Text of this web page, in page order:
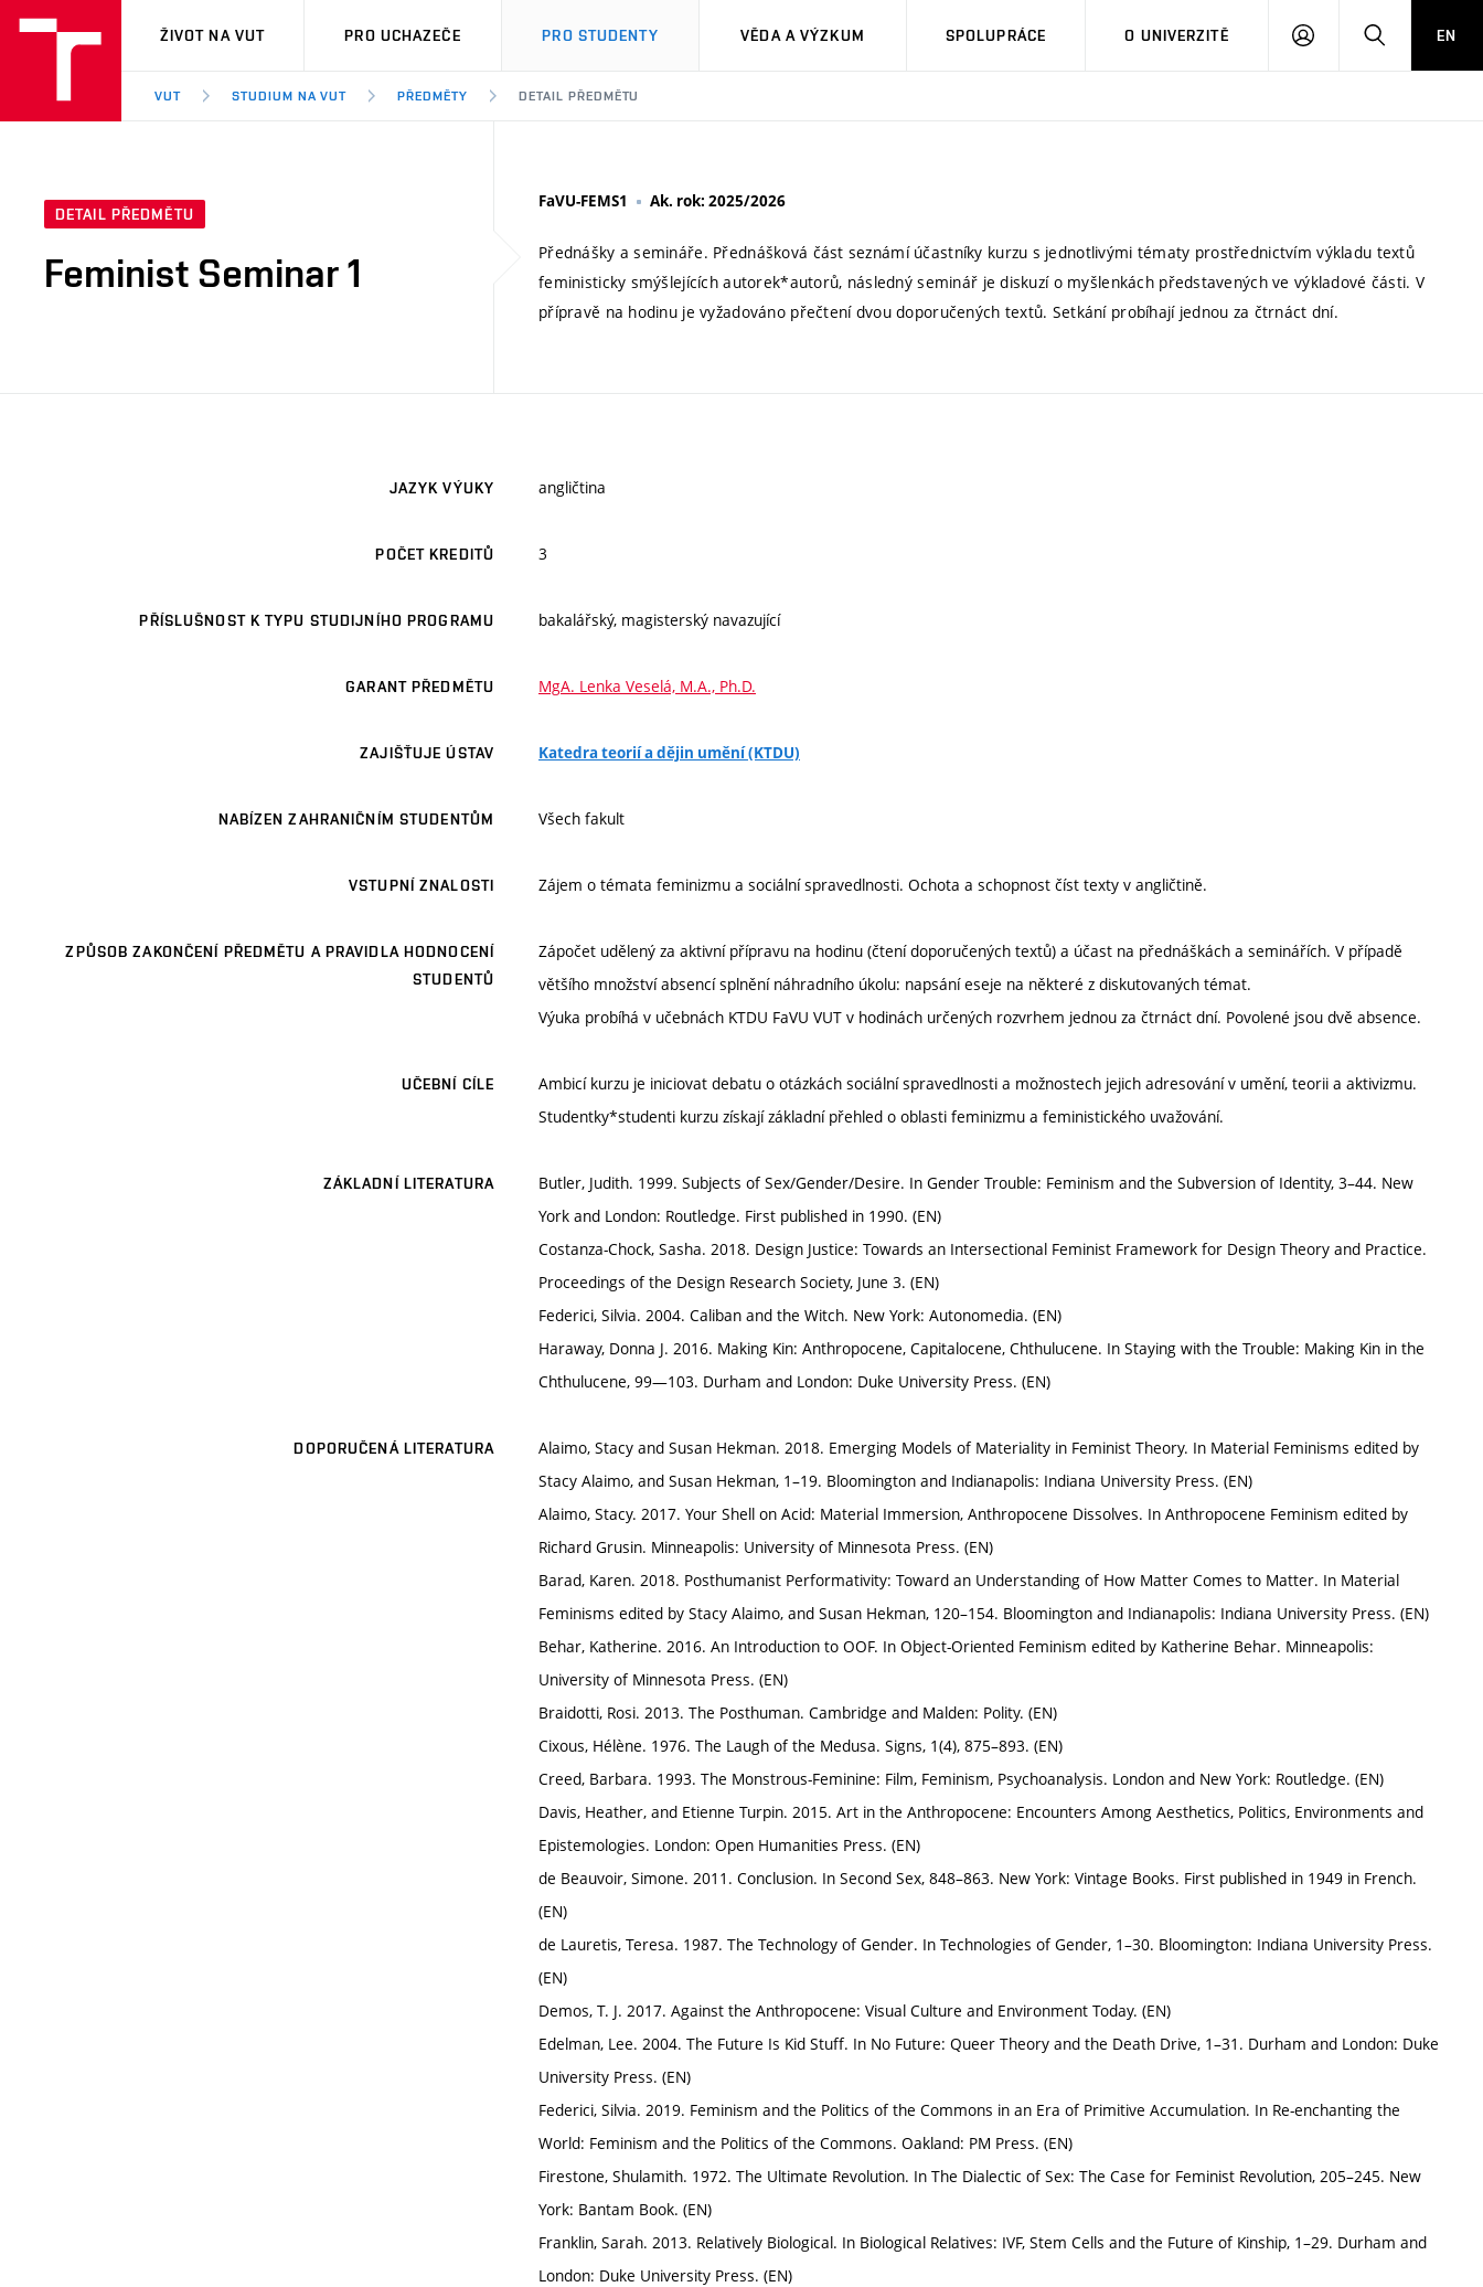
VUT
ŽIVOT NA VUT PRO UCHAZEČE PRO STUDENTY VĚDA A VÝZKUM SPOLUPRÁCE O UNIVERZITĚ
PŘIHLÁSIT HLEDATEN
VUT STUDIUM NA VUT PŘEDMĚTY DETAIL PŘEDMĚTU
DETAIL PŘEDMĚTU
Feminist Seminar 1
FaVU-FEMS1 Ak. rok: 2025/2026
Přednášky a semináře. Přednášková část seznámí účastníky kurzu s jednotlivými tématy prostřednictvím výkladu textů
feministicky smýšlejících autorek*autorů, následný seminář je diskuzí o myšlenkách představených ve výkladové části. V
přípravě na hodinu je vyžadováno přečtení dvou doporučených textů. Setkání probíhají jednou za čtrnáct dní.
JAZYK VÝUKY angličtina
POČET KREDITŮ 3
PŘÍSLUŠNOST K TYPU STUDIJNÍHO PROGRAMU bakalářský, magisterský navazující
GARANT PŘEDMĚTU MgA. Lenka Veselá, M.A., Ph.D.
ZAJIŠŤUJE ÚSTAV Katedra teorií a dějin umění (KTDU)
NABÍZEN ZAHRANIČNÍM STUDENTŮM Všech fakult
VSTUPNÍ ZNALOSTI Zájem o témata feminizmu a sociální spravedlnosti. Ochota a schopnost číst texty v angličtině.
ZPŮSOB ZAKONČENÍ PŘEDMĚTU A PRAVIDLA HODNOCENÍ
STUDENTŮ
Zápočet udělený za aktivní přípravu na hodinu (čtení doporučených textů) a účast na přednáškách a seminářích. V případě
většího množství absencí splnění náhradního úkolu: napsání eseje na některé z diskutovaných témat.
Výuka probíhá v učebnách KTDU FaVU VUT v hodinách určených rozvrhem jednou za čtrnáct dní. Povolené jsou dvě absence.
UČEBNÍ CÍLE
Ambicí kurzu je iniciovat debatu o otázkách sociální spravedlnosti a možnostech jejich adresování v umění, teorii a aktivizmu.
Studentky*studenti kurzu získají základní přehled o oblasti feminizmu a feministického uvažování.
ZÁKLADNÍ LITERATURA
Butler, Judith. 1999. Subjects of Sex/Gender/Desire. In Gender Trouble: Feminism and the Subversion of Identity, 3–44. New
York and London: Routledge. First published in 1990. (EN)
Costanza-Chock, Sasha. 2018. Design Justice: Towards an Intersectional Feminist Framework for Design Theory and Practice.
Proceedings of the Design Research Society, June 3. (EN)
Federici, Silvia. 2004. Caliban and the Witch. New York: Autonomedia. (EN)
Haraway, Donna J. 2016. Making Kin: Anthropocene, Capitalocene, Chthulucene. In Staying with the Trouble: Making Kin in the
Chthulucene, 99—103. Durham and London: Duke University Press. (EN)
DOPORUČENÁ LITERATURA
Alaimo, Stacy and Susan Hekman. 2018. Emerging Models of Materiality in Feminist Theory. In Material Feminisms edited by
Stacy Alaimo, and Susan Hekman, 1–19. Bloomington and Indianapolis: Indiana University Press. (EN)
Alaimo, Stacy. 2017. Your Shell on Acid: Material Immersion, Anthropocene Dissolves. In Anthropocene Feminism edited by
Richard Grusin. Minneapolis: University of Minnesota Press. (EN)
Barad, Karen. 2018. Posthumanist Performativity: Toward an Understanding of How Matter Comes to Matter. In Material
Feminisms edited by Stacy Alaimo, and Susan Hekman, 120–154. Bloomington and Indianapolis: Indiana University Press. (EN)
Behar, Katherine. 2016. An Introduction to OOF. In Object-Oriented Feminism edited by Katherine Behar. Minneapolis:
University of Minnesota Press. (EN)
Braidotti, Rosi. 2013. The Posthuman. Cambridge and Malden: Polity. (EN)
Cixous, Hélène. 1976. The Laugh of the Medusa. Signs, 1(4), 875–893. (EN)
Creed, Barbara. 1993. The Monstrous-Feminine: Film, Feminism, Psychoanalysis. London and New York: Routledge. (EN)
Davis, Heather, and Etienne Turpin. 2015. Art in the Anthropocene: Encounters Among Aesthetics, Politics, Environments and
Epistemologies. London: Open Humanities Press. (EN)
de Beauvoir, Simone. 2011. Conclusion. In Second Sex, 848–863. New York: Vintage Books. First published in 1949 in French.
(EN)
de Lauretis, Teresa. 1987. The Technology of Gender. In Technologies of Gender, 1–30. Bloomington: Indiana University Press.
(EN)
Demos, T. J. 2017. Against the Anthropocene: Visual Culture and Environment Today. (EN)
Edelman, Lee. 2004. The Future Is Kid Stuff. In No Future: Queer Theory and the Death Drive, 1–31. Durham and London: Duke
University Press. (EN)
Federici, Silvia. 2019. Feminism and the Politics of the Commons in an Era of Primitive Accumulation. In Re-enchanting the
World: Feminism and the Politics of the Commons. Oakland: PM Press. (EN)
Firestone, Shulamith. 1972. The Ultimate Revolution. In The Dialectic of Sex: The Case for Feminist Revolution, 205–245. New
York: Bantam Book. (EN)
Franklin, Sarah. 2013. Relatively Biological. In Biological Relatives: IVF, Stem Cells and the Future of Kinship, 1–29. Durham and
London: Duke University Press. (EN)